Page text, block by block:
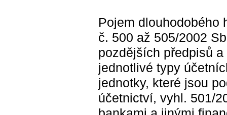
Pojem dlouhodobého
č. 500 až 505/2002
pozdějších předpisů
jednotlivé typy
jednotky, které jsou
účetnictví, vyhl. 501/